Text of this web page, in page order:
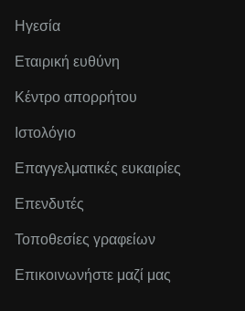
Ηγεσία
Εταιρική ευθύνη
Κέντρο απορρήτου
Ιστολόγιο
Επαγγελματικές ευκαιρίες
Επενδυτές
Τοποθεσίες γραφείων
Επικοινωνήστε μαζί μας